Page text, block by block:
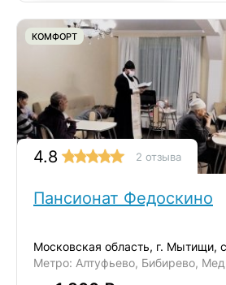
КОМФОРТ
4.8 2 отзыва
Пансионат Федоскино
Московская область, г. Мытищи,